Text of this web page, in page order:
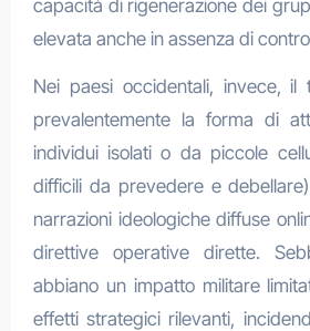
capacità di rigenerazione dei
elevata anche in assenza di
Nei paesi occidentali, invece, il
prevalentemente la forma di
individui isolati o da piccole
difficili da prevedere e
narrazioni ideologiche diffuse
direttive operative dirette.
abbiano un impatto militare
effetti strategici rilevanti,